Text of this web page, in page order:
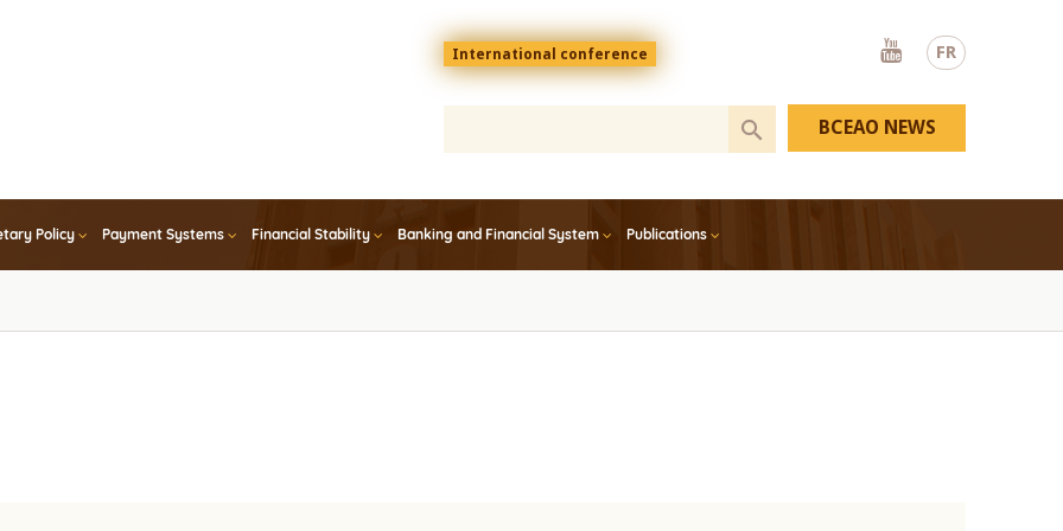
FR
Menu
top
En
International conference
Youtube
Policy Payment Systems Financial Stability Banking and Financial System Publications
BCEAO NEWS